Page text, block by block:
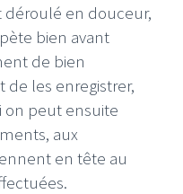
en douceur,
bien avant
de bien
de les enregistrer,
on peut ensuite
aux
en tête au